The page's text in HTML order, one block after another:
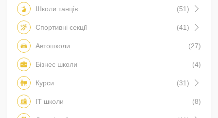
Школи танців (51)
Спортивні секції (41)
Автошколи (27)
Бізнес школи (4)
Курси (31)
IT школи (8)